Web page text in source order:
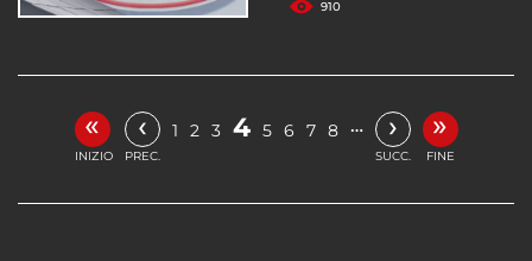
910
«
INIZIO
‹
PREC.
1 2 3 4 5 6 7 8 … ›
SUCC.
»
FINE